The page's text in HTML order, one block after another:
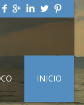
INICIO